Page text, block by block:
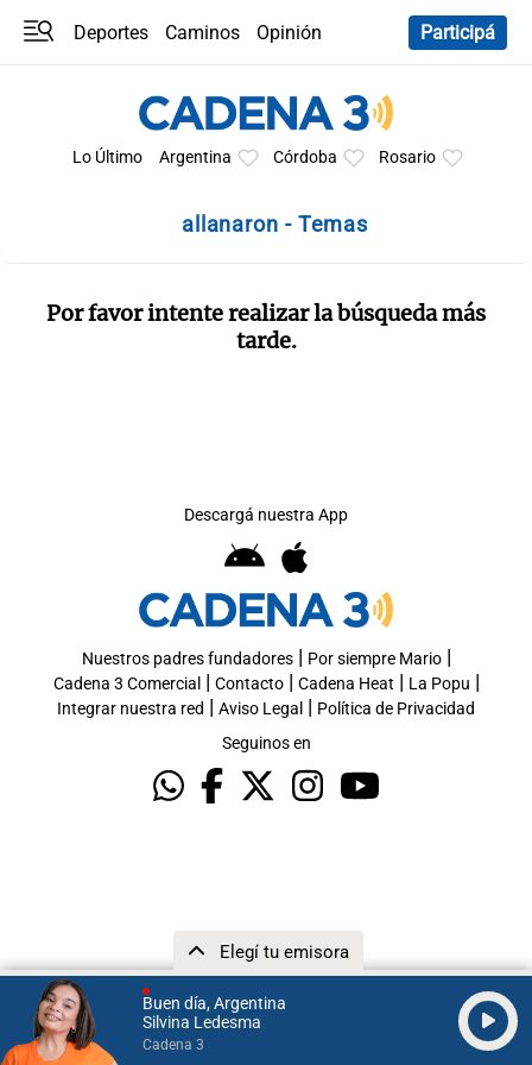
Buen día, Argentina
Silvina Ledesma
Cadena 3
Elegí tu emisora
Deportes Caminos
Opinión
Participá
Lo Último Argentina Córdoba Rosario
allanaron - Temas
Por favor intente realizar la búsqueda más
tarde.
Descargá nuestra App
Nuestros padres fundadores| Por siempre Mario|
Cadena 3 Comercial | Contacto| Cadena Heat | La Popu |
Integrar nuestra red | Aviso Legal | Política de Privacidad
Seguinos en